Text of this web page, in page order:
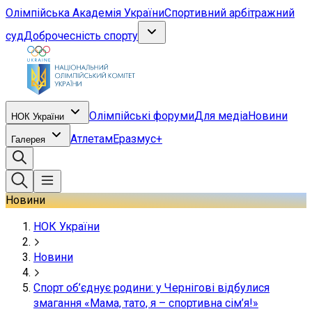
Олімпійська Академія УкраїниСпортивний арбітражний
судДоброчесність спорту
НОК України Олімпійські форумиДля медіаНовини
Галерея АтлетамЕразмус+
Новини
НОК України
Новини
Спорт об’єднує родини: у Чернігові відбулися
змагання «Мама, тато, я – спортивна сім’я!»